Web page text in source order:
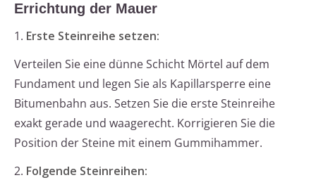
Errichtung der Mauer
1. Erste Steinreihe setzen:
Verteilen Sie eine dünne Schicht Mörtel auf dem
Fundament und legen Sie als Kapillarsperre eine
Bitumenbahn aus. Setzen Sie die erste Steinreihe
exakt gerade und waagerecht. Korrigieren Sie die
Position der Steine mit einem Gummihammer.
2. Folgende Steinreihen: